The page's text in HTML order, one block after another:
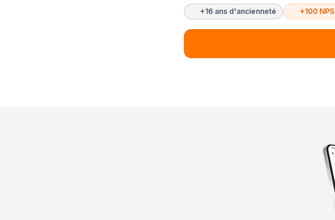
+16 ans d'ancienneté +100 NPS